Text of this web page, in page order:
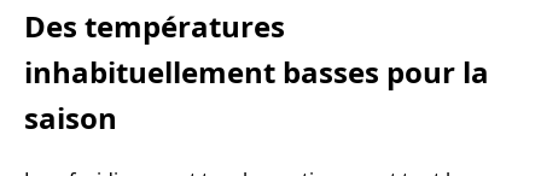
Des températures
inhabituellement basses pour la
saison